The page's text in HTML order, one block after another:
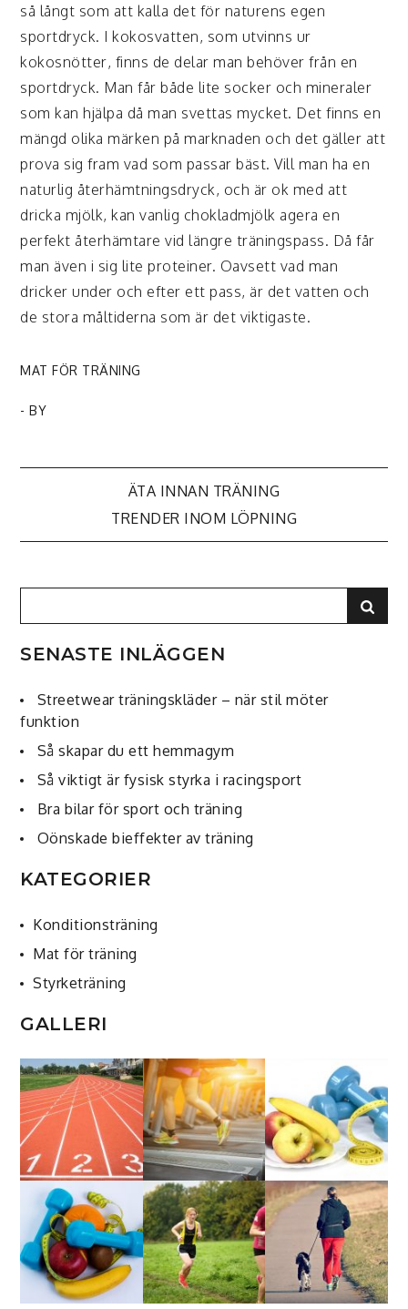
så långt som att kalla det för naturens egen
sportdryck. I kokosvatten, som utvinns ur
kokosnötter, finns de delar man behöver från en
sportdryck. Man får både lite socker och mineraler
som kan hjälpa då man svettas mycket. Det finns en
mängd olika märken på marknaden och det gäller att
prova sig fram vad som passar bäst. Vill man ha en
naturlig återhämtningsdryck, och är ok med att
dricka mjölk, kan vanlig chokladmjölk agera en
perfekt återhämtare vid längre träningspass. Då får
man även i sig lite proteiner. Oavsett vad man
dricker under och efter ett pass, är det vatten och
de stora måltiderna som är det viktigaste.
MAT FÖR TRÄNING
- BY
Inläggsnavigering
ÄTA INNAN TRÄNING
TRENDER INOM LÖPNING
for:
SENASTE INLÄGGEN
Streetwear träningskläder – när stil möter
funktion
Så skapar du ett hemmagym
Så viktigt är fysisk styrka i racingsport
Bra bilar för sport och träning
Oönskade bieffekter av träning
KATEGORIER
Konditionsträning
Mat för träning
Styrketräning
GALLERI